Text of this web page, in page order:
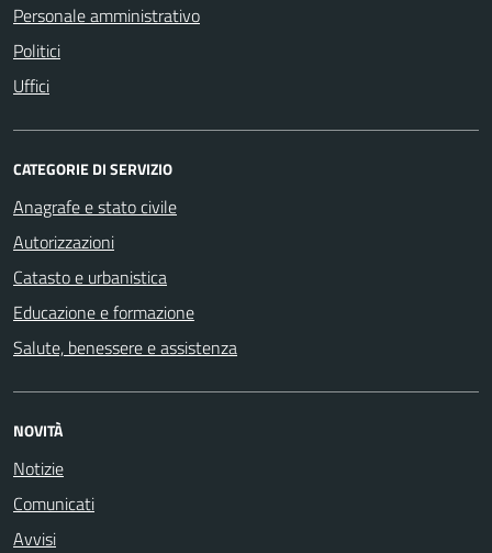
Personale amministrativo
Politici
Uffici
CATEGORIE DI SERVIZIO
Anagrafe e stato civile
Autorizzazioni
Catasto e urbanistica
Educazione e formazione
Salute, benessere e assistenza
NOVITÀ
Notizie
Comunicati
Avvisi